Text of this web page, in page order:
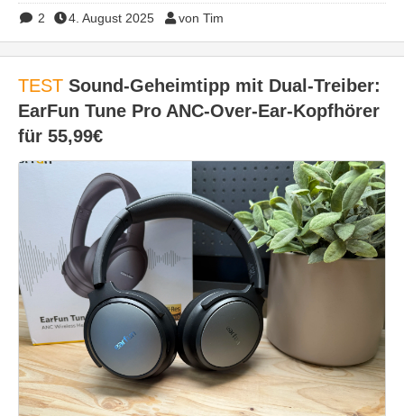
2 4. August 2025 von Tim
TEST Sound-Geheimtipp mit Dual-Treiber:
EarFun Tune Pro ANC-Over-Ear-Kopfhörer
für 55,99€